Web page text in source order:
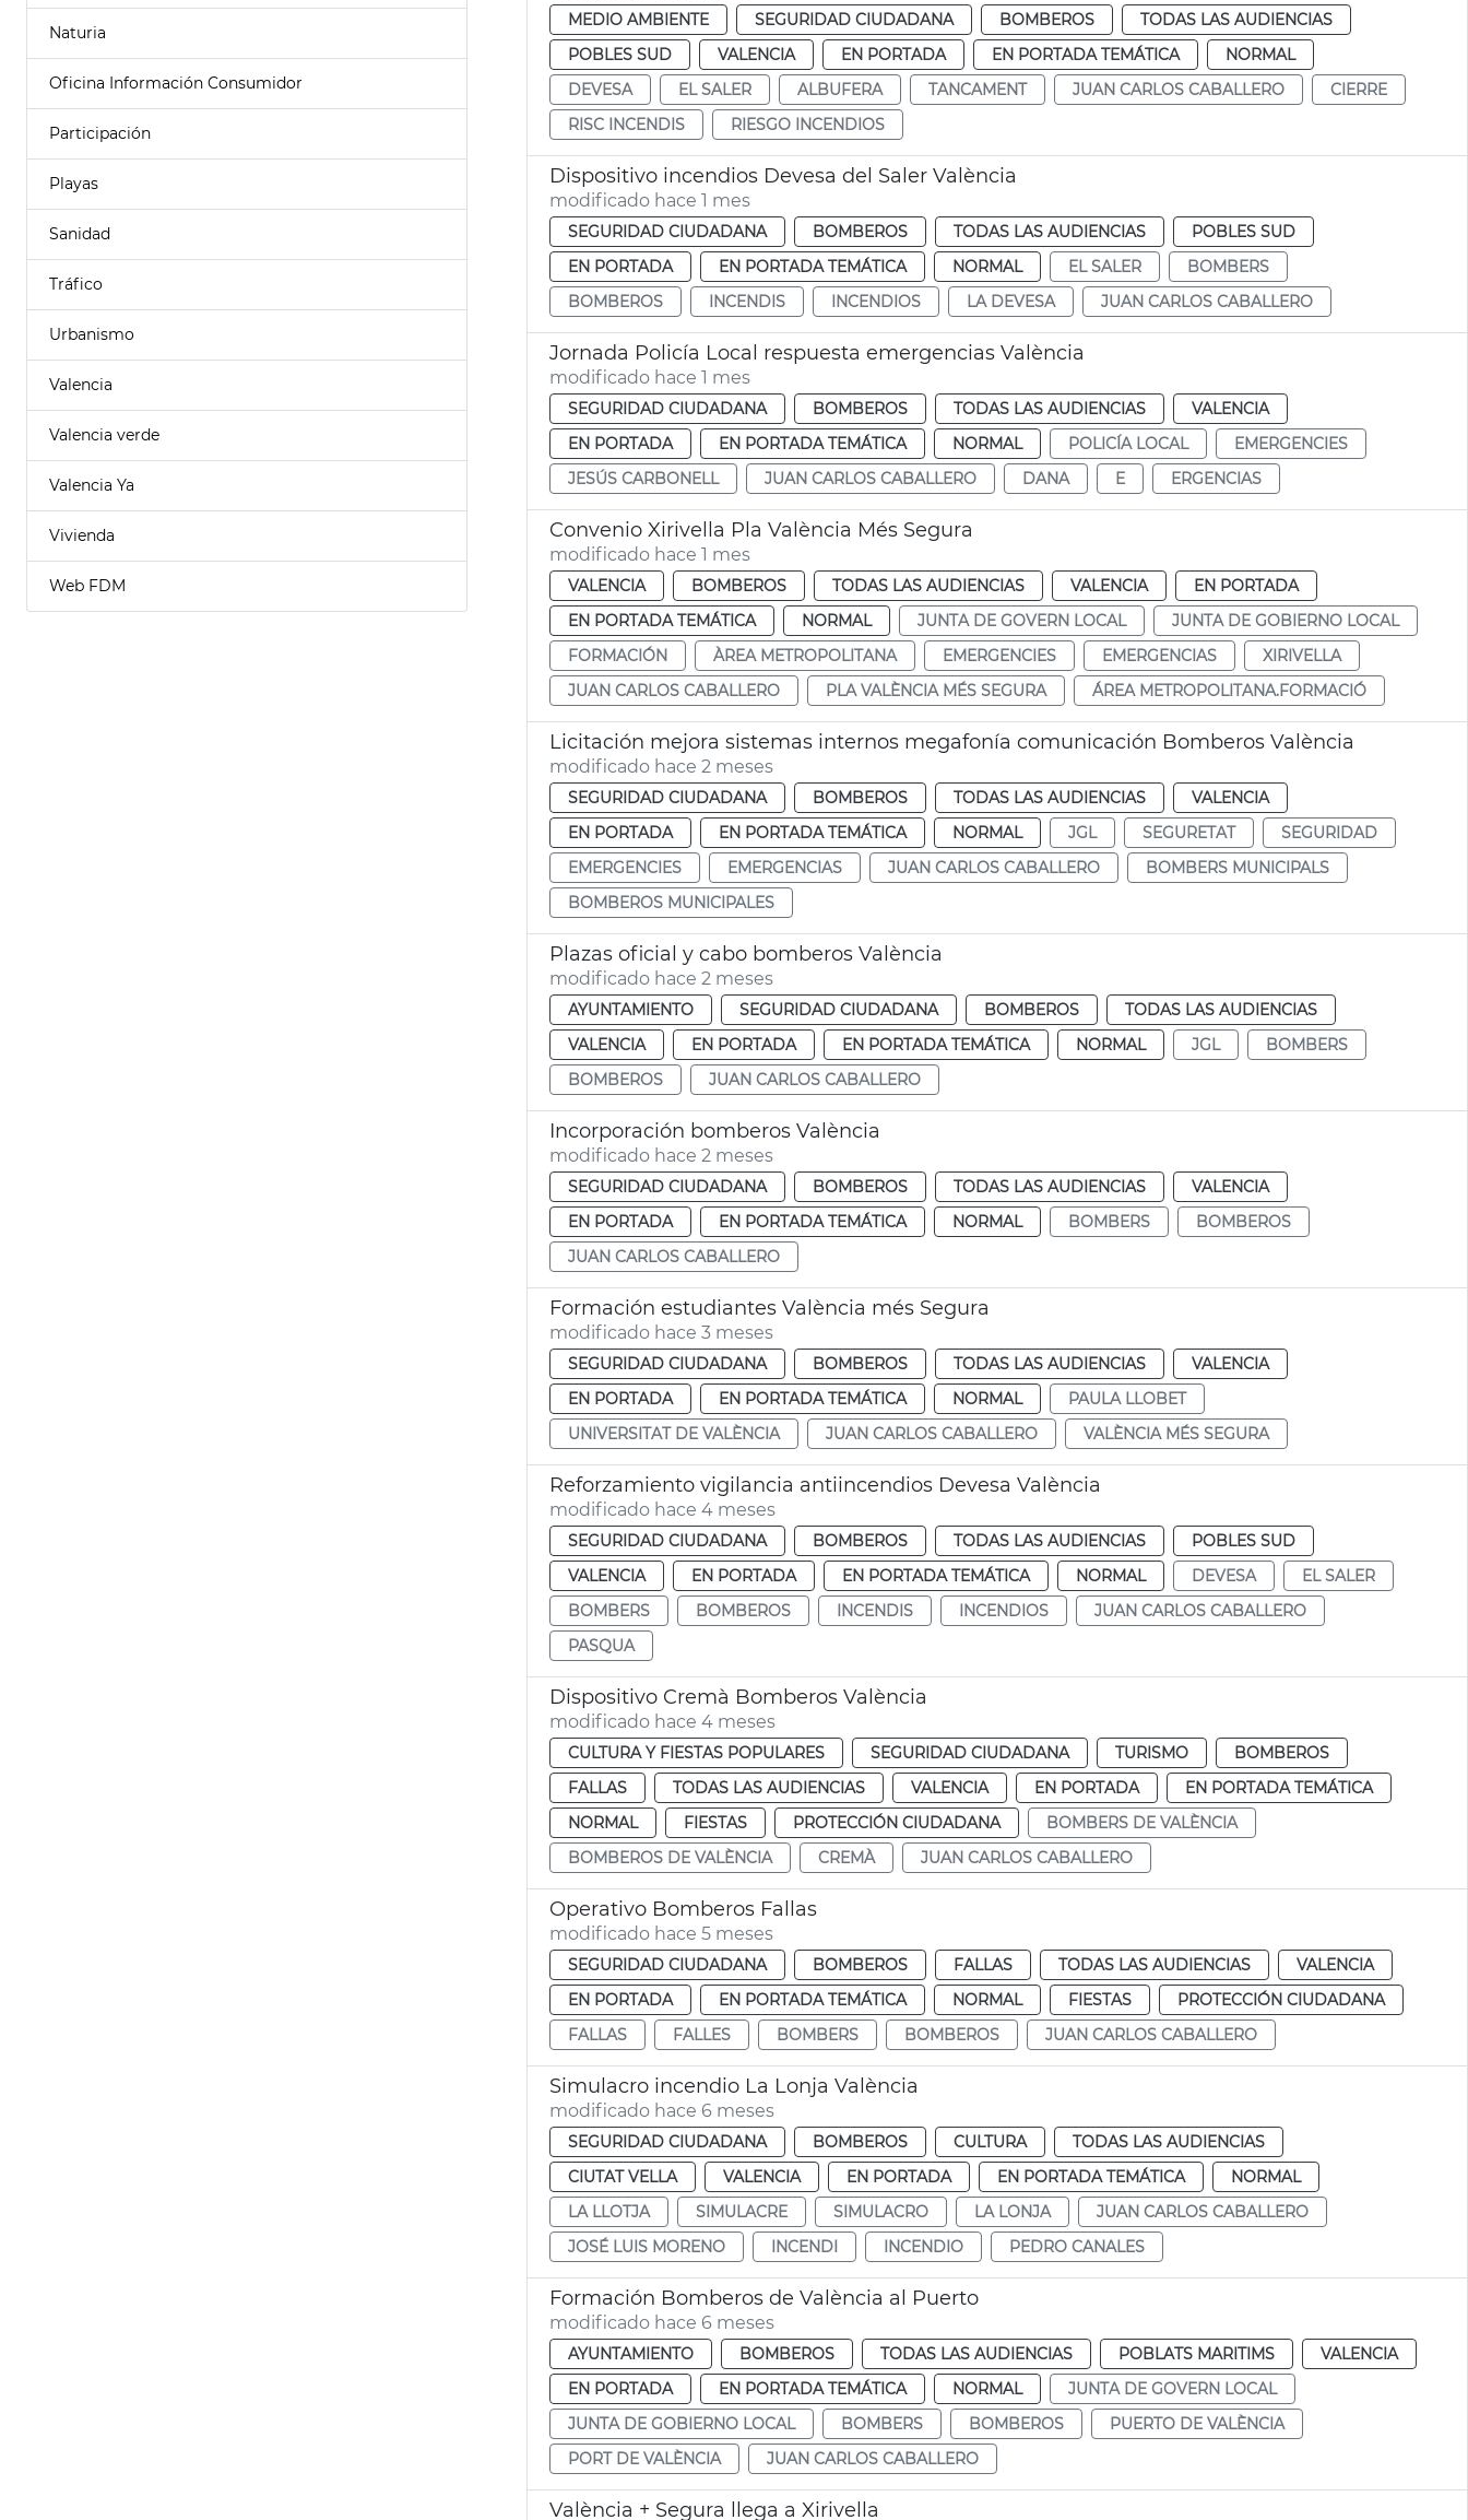
Naturia
Oficina Información Consumidor
Participación
Playas
Sanidad
Tráfico
Urbanismo
Valencia
Valencia verde
Valencia Ya
Vivienda
Web FDM
MEDIO AMBIENTE SEGURIDAD CIUDADANA BOMBEROS
TODAS LAS AUDIENCIAS
POBLES SUD
VALENCIA EN PORTADA EN PORTADA TEMÁTICA
NORMAL
DEVESA
EL SALER ALBUFERA TANCAMENT JUAN CARLOS CABALLERO
CIERRE
RISC INCENDIS
RIESGO INCENDIOS
Dispositivo incendios Devesa del Saler València
modificado hace 1 mes
SEGURIDAD CIUDADANA BOMBEROS TODAS LAS AUDIENCIAS
POBLES SUD
EN PORTADA
EN PORTADA TEMÁTICA NORMAL EL SALER
BOMBERS
BOMBEROS
INCENDIS INCENDIOS LA DEVESA JUAN CARLOS CABALLERO
Jornada Policía Local respuesta emergencias València
modificado hace 1 mes
SEGURIDAD CIUDADANA BOMBEROS TODAS LAS AUDIENCIAS
VALENCIA
EN PORTADA
EN PORTADA TEMÁTICA NORMAL POLICÍA LOCAL
EMERGENCIES
JESÚS CARBONELL
JUAN CARLOS CABALLERO DANA E ERGENCIAS
Convenio Xirivella Pla València Més Segura
modificado hace 1 mes
VALENCIA BOMBEROS TODAS LAS AUDIENCIAS VALENCIA
EN PORTADA
EN PORTADA TEMÁTICA
NORMAL JUNTA DE GOVERN LOCAL
JUNTA DE GOBIERNO LOCAL
FORMACIÓN
ÀREA METROPOLITANA EMERGENCIES EMERGENCIAS
XIRIVELLA
JUAN CARLOS CABALLERO
PLA VALÈNCIA MÉS SEGURA ÁREA METROPOLITANA.FORMACIÓ
Licitación mejora sistemas internos megafonía comunicación Bomberos València
modificado hace 2 meses
SEGURIDAD CIUDADANA BOMBEROS TODAS LAS AUDIENCIAS
VALENCIA
EN PORTADA
EN PORTADA TEMÁTICA NORMAL JGL SEGURETAT
SEGURIDAD
EMERGENCIES
EMERGENCIAS JUAN CARLOS CABALLERO
BOMBERS MUNICIPALS
BOMBEROS MUNICIPALES
Plazas oficial y cabo bomberos València
modificado hace 2 meses
AYUNTAMIENTO SEGURIDAD CIUDADANA BOMBEROS
TODAS LAS AUDIENCIAS
VALENCIA
EN PORTADA EN PORTADA TEMÁTICA NORMAL JGL
BOMBERS
BOMBEROS
JUAN CARLOS CABALLERO
Incorporación bomberos València
modificado hace 2 meses
SEGURIDAD CIUDADANA BOMBEROS TODAS LAS AUDIENCIAS
VALENCIA
EN PORTADA
EN PORTADA TEMÁTICA NORMAL BOMBERS
BOMBEROS
JUAN CARLOS CABALLERO
Formación estudiantes València més Segura
modificado hace 3 meses
SEGURIDAD CIUDADANA BOMBEROS TODAS LAS AUDIENCIAS
VALENCIA
EN PORTADA
EN PORTADA TEMÁTICA NORMAL
PAULA LLOBET
UNIVERSITAT DE VALÈNCIA
JUAN CARLOS CABALLERO VALÈNCIA MÉS SEGURA
Reforzamiento vigilancia antiincendios Devesa València
modificado hace 4 meses
SEGURIDAD CIUDADANA BOMBEROS TODAS LAS AUDIENCIAS
POBLES SUD
VALENCIA
EN PORTADA EN PORTADA TEMÁTICA NORMAL DEVESA
EL SALER
BOMBERS
BOMBEROS INCENDIS INCENDIOS
JUAN CARLOS CABALLERO
PASQUA
Dispositivo Cremà Bomberos València
modificado hace 4 meses
CULTURA Y FIESTAS POPULARES SEGURIDAD CIUDADANA TURISMO
BOMBEROS
FALLAS
TODAS LAS AUDIENCIAS VALENCIA EN PORTADA
EN PORTADA TEMÁTICA
NORMAL
FIESTAS PROTECCIÓN CIUDADANA
BOMBERS DE VALÈNCIA
BOMBEROS DE VALÈNCIA
CREMÀ JUAN CARLOS CABALLERO
Operativo Bomberos Fallas
modificado hace 5 meses
SEGURIDAD CIUDADANA BOMBEROS FALLAS TODAS LAS AUDIENCIAS
VALENCIA
EN PORTADA
EN PORTADA TEMÁTICA NORMAL FIESTAS
PROTECCIÓN CIUDADANA
FALLAS
FALLES BOMBERS BOMBEROS JUAN CARLOS CABALLERO
Simulacro incendio La Lonja València
modificado hace 6 meses
SEGURIDAD CIUDADANA BOMBEROS CULTURA
TODAS LAS AUDIENCIAS
CIUTAT VELLA
VALENCIA EN PORTADA EN PORTADA TEMÁTICA
NORMAL
LA LLOTJA
SIMULACRE SIMULACRO LA LONJA
JUAN CARLOS CABALLERO
JOSÉ LUIS MORENO
INCENDI INCENDIO PEDRO CANALES
Formación Bomberos de València al Puerto
modificado hace 6 meses
AYUNTAMIENTO BOMBEROS TODAS LAS AUDIENCIAS POBLATS MARITIMS
VALENCIA
EN PORTADA
EN PORTADA TEMÁTICA NORMAL
JUNTA DE GOVERN LOCAL
JUNTA DE GOBIERNO LOCAL
BOMBERS BOMBEROS
PUERTO DE VALÈNCIA
PORT DE VALÈNCIA
JUAN CARLOS CABALLERO
València + Segura llega a Xirivella